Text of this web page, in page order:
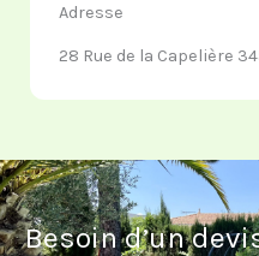
Adresse
28 Rue de la Capelière
Besoin d’un